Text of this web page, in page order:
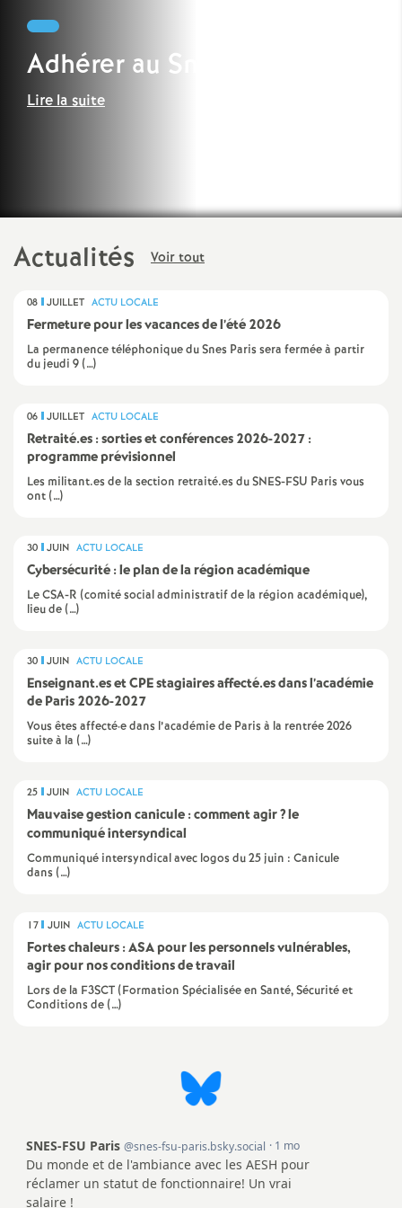
e
m
n
t
d
e
e
c
n
d
g
r
Adhérer au Snes-Fsu
Lire la suite
Actualités Voir tout
08 JUILLET ACTU LOCALE
Fermeture pour les vacances de l’été 2026
La permanence téléphonique du Snes Paris sera fermée à partir
du jeudi 9 (…)
06 JUILLET ACTU LOCALE
Retraité.es : sorties et conférences 2026-2027 :
programme prévisionnel
Les militant.es de la section retraité.es du SNES-FSU Paris vous
ont (…)
30 JUIN ACTU LOCALE
Cybersécurité : le plan de la région académique
Le CSA-R (comité social administratif de la région académique),
lieu de (…)
30 JUIN ACTU LOCALE
Enseignant.es et CPE stagiaires affecté.es dans l’académie
de Paris 2026-2027
Vous êtes affecté·e dans l’académie de Paris à la rentrée 2026
suite à la (…)
25 JUIN ACTU LOCALE
Mauvaise gestion canicule : comment agir? le
communiqué intersyndical
Communiqué intersyndical avec logos du 25 juin : Canicule
dans (…)
17 JUIN ACTU LOCALE
Fortes chaleurs : ASA pour les personnels vulnérables,
agir pour nos conditions de travail
Lors de la F3SCT (Formation Spécialisée en Santé, Sécurité et
Conditions de (…)